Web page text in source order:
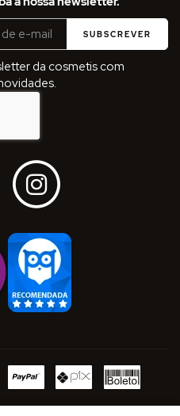
SUBSCREVER
da cosmetis com